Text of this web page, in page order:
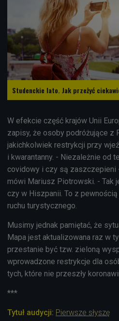
Studenckie lato. Jak przeżyć
W efekcie część krajów Unii
zapisy, że osoby podróżujące z
jakichkolwiek restrykcji przy
i kwarantanny. - Niezależnie od
covidowy i czy są
mówi Mariusz Piotrowski. - Tak
czy w Hiszpanii. To z
ruchu turystycznego.
Musimy jednak pamiętać, że
Mapa jest aktualizowana raz w
przestanie być tzw. zieloną
wprowadzone restrykcje dla
tych, które nie przeszły
***
Tytuł audycji: Pierwsze słyszę